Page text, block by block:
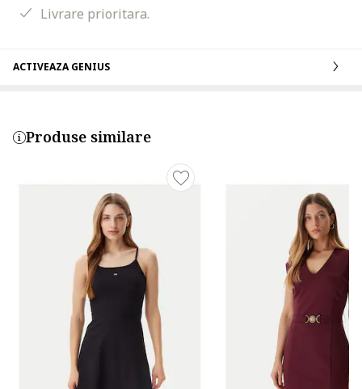
Livrare prioritara.
ACTIVEAZA GENIUS
Produse similare